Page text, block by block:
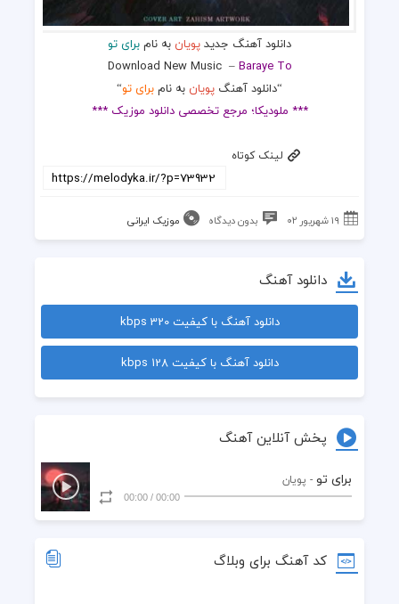
دانلود آهنگ جدیدپویان به نامبرای تو
Download New Music –Baraye To
“دانلود آهنگ پویان به نامبرای تو“
*** ملودیکا؛ مرجع تخصصی دانلود موزیک ***
لینک کوتاه
۱۹ شهریور ۰۲ بدون دیدگاه موزیک ایرانی
دانلود آهنگ
دانلود آهنگ با کیفیت 320 kbps
دانلود آهنگ با کیفیت 128 kbps
پخش آنلاین آهنگ
برای تو - پویان
00:00
/
00:00
کد آهنگ برای وبلاگ